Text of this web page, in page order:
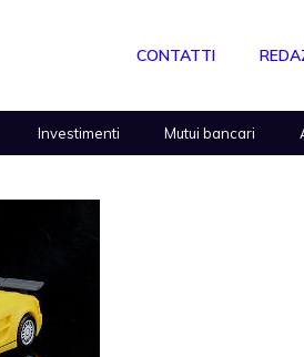
CONTATTI
Investimenti Mutui bancari